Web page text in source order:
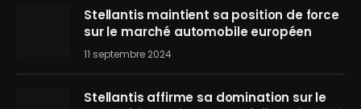
Stellantis maintient sa position de force
sur le marché automobile européen
11 septembre 2024
Stellantis affirme sa domination sur le